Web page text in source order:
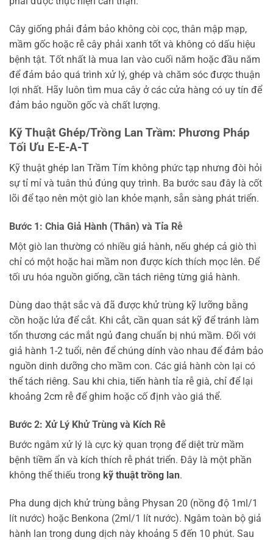
Cây giống phải đảm bảo không còi cọc, thân mập mạp,
mầm gốc hoặc rễ cây phải xanh tốt và không có dấu hiệu
bệnh tật. Tốt nhất là mua lan vào cuối năm hoặc đầu năm
để đảm bảo quá trình xử lý, ghép và chăm sóc được thuận
lợi nhất. Hãy luôn tìm mua cây ở các cửa hàng có uy tín để
đảm bảo nguồn gốc và chất lượng.
Kỹ Thuật Ghép/Trồng Lan Trầm: Phương Pháp
Tối Ưu E-E-A-T
Kỹ thuật ghép lan Trầm Tím không phức tạp nhưng đòi hỏi
sự tỉ mỉ và tuân thủ đúng quy trình. Ba bước sau đây là cốt
lõi để tạo nên một giò lan khỏe mạnh, sẵn sàng phát triển.
Bước 1: Chia Giả Hành (Thân) và Tỉa Rễ
Một giò lan thường có nhiều giả hành, nếu ghép cả giò thì
chỉ có một hoặc hai mầm non được kích thích mọc lên. Để
tối ưu hóa nguồn giống, cần tách riêng từng giả hành.
Dùng dao thật sắc và đã được khử trùng kỹ lưỡng bằng
cồn hoặc lửa để cắt. Khi cắt, cần quan sát kỹ để tránh làm
tổn thương các mắt ngủ đang chuẩn bị nhú mầm. Đối với
giả hành 1-2 tuổi, nên để chúng dính vào nhau để đảm bảo
nguồn dinh dưỡng cho mầm con. Các giả hành còn lại có
thể tách riêng. Sau khi chia, tiến hành tỉa rễ già, chỉ để lại
khoảng 2cm rễ để ghim hoặc cố định vào giá thể.
Bước 2: Xử Lý Khử Trùng và Kích Rễ
Bước ngâm xử lý là cực kỳ quan trọng để diệt trừ mầm
bệnh tiềm ẩn và kích thích rễ phát triển. Đây là một phần
không thể thiếu trong kỹ thuật trồng lan.
Pha dung dịch khử trùng bằng Physan 20 (nồng độ 1ml/1
lít nước) hoặc Benkona (2ml/1 lít nước). Ngâm toàn bộ giả
hành lan trong dung dịch này khoảng 5 đến 10 phút. Sau